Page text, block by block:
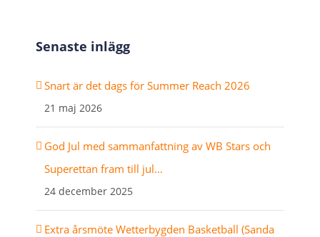
Senaste inlägg
Snart är det dags för Summer Reach 2026
21 maj 2026
God Jul med sammanfattning av WB Stars och
Superettan fram till jul…
24 december 2025
Extra årsmöte Wetterbygden Basketball (Sanda